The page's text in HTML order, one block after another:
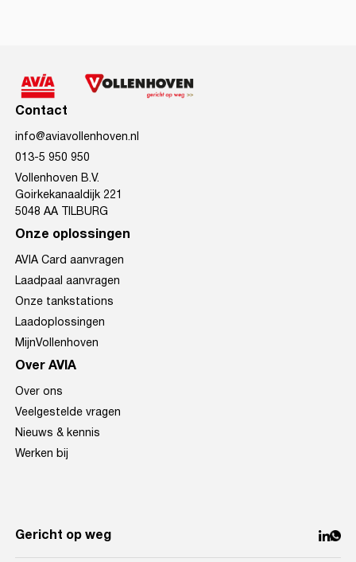
Contact
info@aviavollenhoven.nl
013-5 950 950
Vollenhoven B.V.
Goirkekanaaldijk 221
5048 AA TILBURG
Onze oplossingen
AVIA Card aanvragen
Laadpaal aanvragen
Onze tankstations
Laadoplossingen
MijnVollenhoven
Over AVIA
Over ons
Veelgestelde vragen
Nieuws & kennis
Werken bij
Gericht op weg